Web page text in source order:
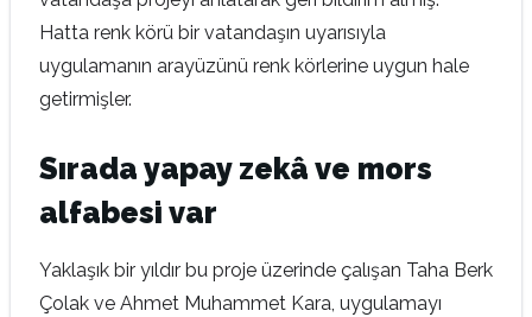
Hatta renk körü bir vatandaşın uyarısıyla
uygulamanın arayüzünü renk körlerine uygun hale
getirmişler.
Sırada yapay zekâ ve mors
alfabesi var
Yaklaşık bir yıldır bu proje üzerinde çalışan Taha Berk
Çolak ve Ahmet Muhammet Kara, uygulamayı